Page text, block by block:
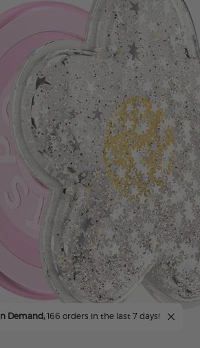
In Demand,166 orders in the last 7 days!